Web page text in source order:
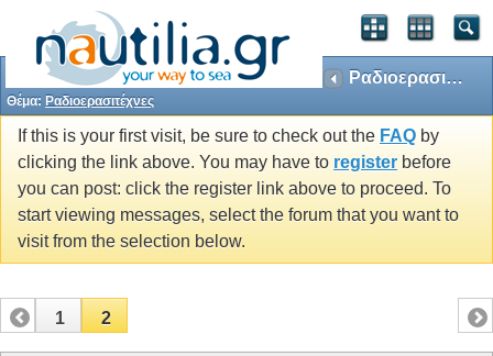
Ραδιοερασιτέχνες
Θέμα: Ραδιοερασιτέχνες
If this is your first visit, be sure to check out the FAQ by
clicking the link above. You may have to register before
you can post: click the register link above to proceed. To
start viewing messages, select the forum that you want to
visit from the selection below.
1 2